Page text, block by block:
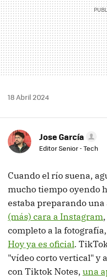
18 Abril 2024
Jose García
Editor Senior - Tech
Cuando el río suena,
mucho tiempo oyendo
estaba preparando
(más) cara a Instagram
completo a la
Hoy ya es oficial.
"vídeo corto vertical" y
con Tiktok Notes, una